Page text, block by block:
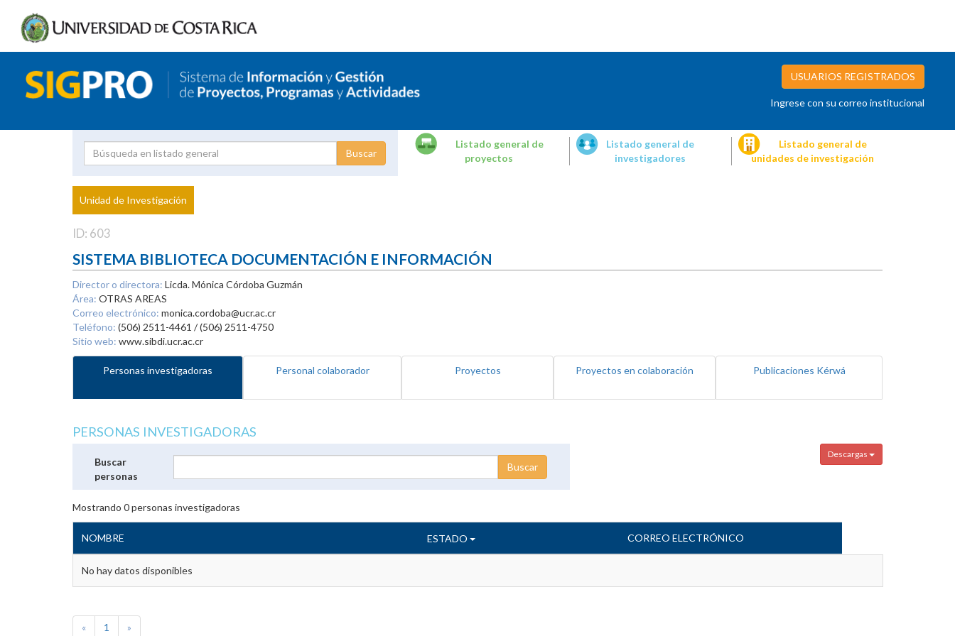
USUARIOS REGISTRADOS
Ingrese con su correo institucional
Proyecto
Investigador
Listado general de
proyectos
Listado general de
investigadores
Listado general de
unidades de investigación
Unidad de Investigación
ID: 603
SISTEMA BIBLIOTECA DOCUMENTACIÓN E INFORMACIÓN
Director o directora: Licda. Mónica Córdoba Guzmán
Área: OTRAS AREAS
Correo electrónico: monica.cordoba@ucr.ac.cr
Teléfono: (506) 2511-4461 / (506) 2511-4750
Sitio web: www.sibdi.ucr.ac.cr
Personas investigadoras Personal colaborador Proyectos Proyectos en colaboración Publicaciones Kérwá
PERSONAS INVESTIGADORAS
Descargas
Buscar
personas
Mostrando 0personas investigadoras
NOMBRE ESTADO CORREO ELECTRÓNICO
No hay datos disponibles
« 1 »